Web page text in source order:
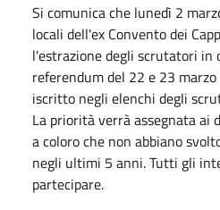
Si comunica che lunedì 2
locali dell'ex Convento dei
l'estrazione degli scrutatori in
referendum del 22 e 23
iscritto negli elenchi degli
La priorità verrà assegnata ai
a coloro che non abbiano
negli ultimi 5 anni. Tutti gli
partecipare.